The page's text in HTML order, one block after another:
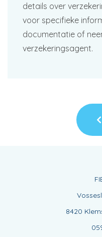
details over
voor specifieke
documentatie of
verzekeringsagent.
8420